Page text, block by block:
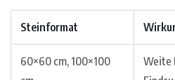
Steinformat
60×60 cm, 100×100
Weite